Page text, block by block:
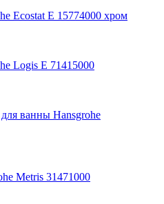
Ecostat E 15774000 хром
Logis E 71415000
ванны Hansgrohe
Metris 31471000